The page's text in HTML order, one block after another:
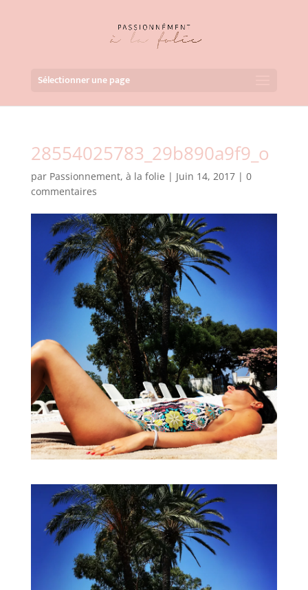
Sélectionner une page
28554025783_29b890a9f9_o
par Passionnement, à la folie | Juin 14, 2017| 0
commentaires